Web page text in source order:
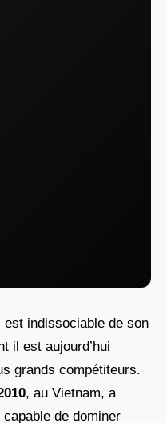
est indissociable de son
il est aujourd’hui
grands compétiteurs.
, au Vietnam, a
de dominer